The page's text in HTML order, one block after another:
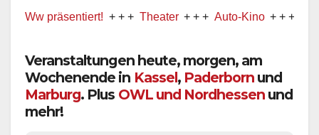
präsentiert! + + + Theater + + + Auto-Kino + + + Musical
Veranstaltungen heute, morgen, am
Wochenende in Kassel, Paderborn und
Marburg . Plus OWL und Nordhessen und
mehr!